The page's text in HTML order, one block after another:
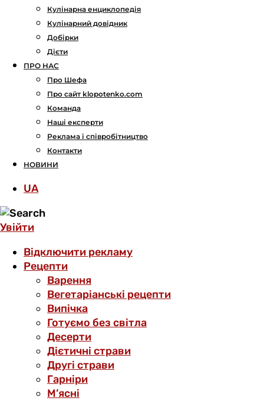
Кулінарна енциклопедія
Кулінарний довідник
Добірки
Дієти
ПРО НАС
Про Шефа
Про сайт klopotenko.com
Команда
Наші експерти
Реклама і співробітництво
Контакти
НОВИНИ
UA
Увійти
Відключити рекламу
Рецепти
Варення
Вегетаріанські рецепти
Випічка
Готуємо без світла
Десерти
Дієтичні страви
Другі страви
Гарніри
М’ясні